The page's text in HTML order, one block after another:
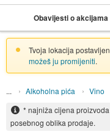
Obavijesti o akcijama
Tvoja lokacija
možeš ju promijeniti.
Alkoholna pića
Vino
* najniža cijena
posebnog oblika prodaje.